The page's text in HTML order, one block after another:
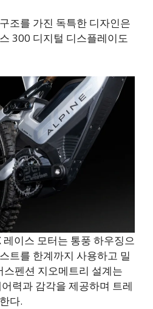
조를 가진 독특한 디자인은
300 디지털 디스플레이도
레이스 모터는 통풍 하우징으
트를 한계까지 사용하고 밀
스펜션 지오메트리 설계는
력과 감각을 제공하며 트레
다.